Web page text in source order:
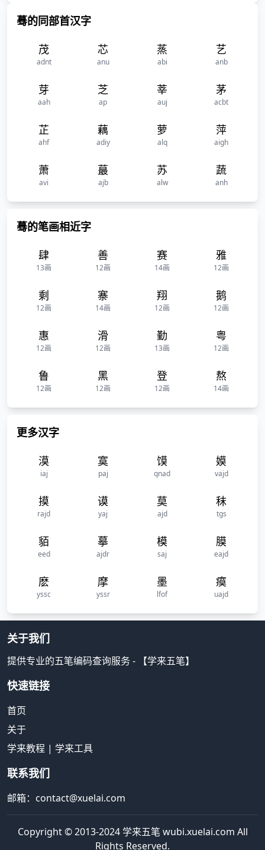
蓦的同部首汉字
茂
adnt
芯
anu
蒸
abi
艺
anb
芽
aah
芝
ap
莘
auj
茅
acbt
芷
ahf
藕
adiy
萝
alq
萍
aigh
萧
avi
蕞
ajb
苏
alw
蔬
anh
蓦的笔画相近字
肆
13画
善
12画
赛
14画
雅
12画
剩
12画
寨
14画
翔
12画
鹅
12画
惠
12画
滑
12画
勤
13画
粤
12画
鲁
12画
黑
12画
登
12画
熬
14画
更多汉字
漠
iaj
寞
paj
馍
qnad
嫫
vajd
摸
rajd
谟
yaj
莫
ajd
秣
tgs
貊
eed
摹
ajdr
模
saj
膜
eajd
麽
yssc
摩
yssr
墨
lfof
瘼
uajd
关于我们
提供专业的五笔编码查询服务 - 【学来五笔】
快速链接
首页
关于
学来教程 | 学来工具
联系我们
邮箱：contact@xuelai.com
Copyright © 2013-2024 学来五笔 wubi.xuelai.com All
Rights Reserved.